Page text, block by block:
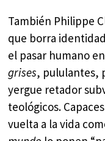
También Philippe
que borra
el pasar humano
grises, pululantes,
yergue retador
teológicos.
vuelta a la vida